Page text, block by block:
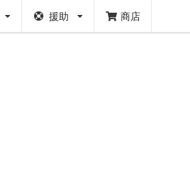
援助 商店